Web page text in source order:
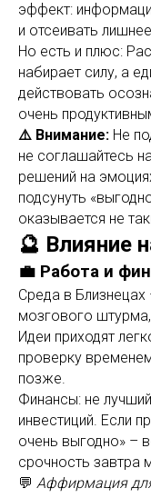
эффект:
и отсеивать
Но есть и плюс:
набирает силу, а
действовать
очень
⚠️ Внимание: Не
не соглашайтесь
решений на
подсунуть
оказывается не
🔮 Влияние
💼 Работа и
Среда в
мозгового
Идеи приходят
проверку
позже.
Финансы: не
инвестиций. Если
очень выгодно» –
срочность завтра
💬 Аффирмация